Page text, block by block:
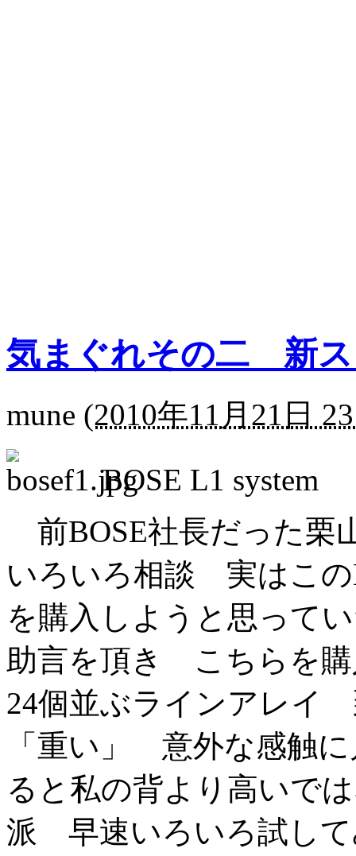
気まぐれその二 新ス
mune (2010年11月21日
BOSE L1 system
前BOSE社長だった
いろいろ相談 実はこ
を購入しようと思って
助言を頂き こちらを
24個並ぶラインアレイ
「重い」 意外な感触
ると私の背より高いで
派 早速いろいろ試し